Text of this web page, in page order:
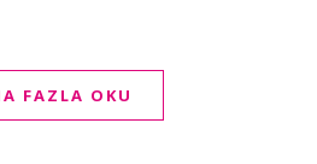
FAZLA OKU